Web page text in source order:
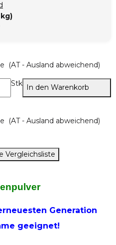
(AT - Ausland abweichend)
Stk In den Warenkorb
(AT - Ausland abweichend)
Vergleichsliste
Generation
geeignet!